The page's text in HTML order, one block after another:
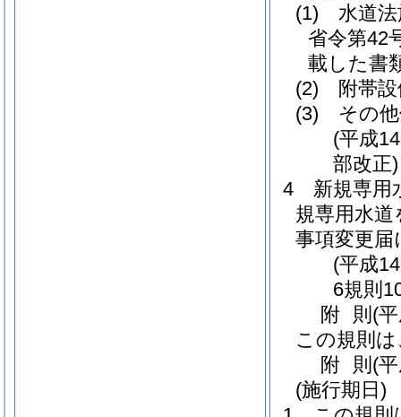
(1)
水道
省令第42
載した書
(2)
附帯
(3)
その
(平成
部改正)
4
新規専用
規専用水
事項変更
(平成
6規則
附 則 (
この規則
附 則 (
(施行期日)